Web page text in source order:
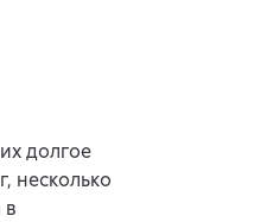
долгое
несколько